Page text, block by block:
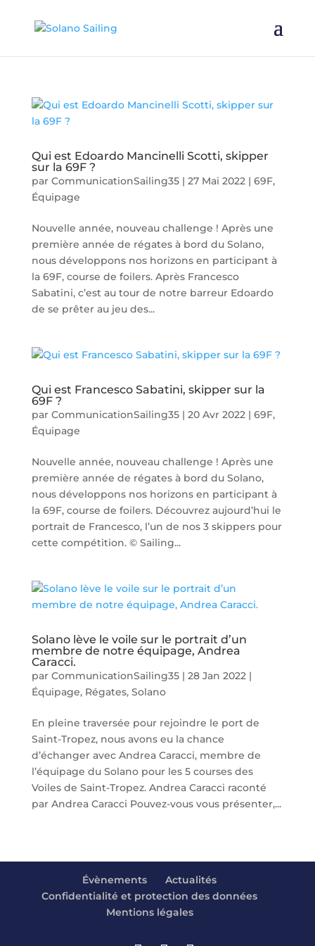
Qui est Edoardo Mancinelli Scotti, skipper
sur la 69F ?
par CommunicationSailing35| 27 Mai 2022| 69F,
Équipage
Nouvelle année, nouveau challenge ! Après une
première année de régates à bord du Solano,
nous développons nos horizons en participant à
la 69F, course de foilers. Après Francesco
Sabatini, c’est au tour de notre barreur Edoardo
de se prêter au jeu des...
Qui est Francesco Sabatini, skipper sur la
69F ?
par CommunicationSailing35| 20 Avr 2022| 69F,
Équipage
Nouvelle année, nouveau challenge ! Après une
première année de régates à bord du Solano,
nous développons nos horizons en participant à
la 69F, course de foilers. Découvrez aujourd’hui le
portrait de Francesco, l’un de nos 3 skippers pour
cette compétition. © Sailing...
Solano lève le voile sur le portrait d’un
membre de notre équipage, Andrea
Caracci.
par CommunicationSailing35| 28 Jan 2022|
Équipage, Régates, Solano
En pleine traversée pour rejoindre le port de
Saint-Tropez, nous avons eu la chance
d’échanger avec Andrea Caracci, membre de
l’équipage du Solano pour les 5 courses des
Voiles de Saint-Tropez. Andrea Caracci raconté
par Andrea Caracci Pouvez-vous vous présenter,...
Évènements
Actualités
Confidentialité et protection des données
Mentions légales